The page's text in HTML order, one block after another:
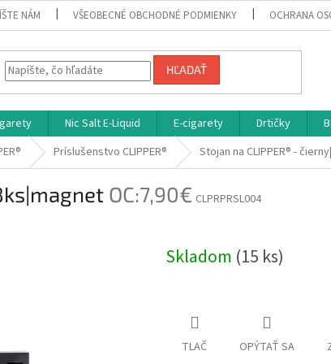
NÁM VŠEOBECNÉ OBCHODNÉ PODMIENKY OCHRANA
HĽADAŤ
Nic Salt E-Liquid E-cigarety Drtičky
Príslušenstvo CLIPPER® Stojan na CLIPPER® -
OC:7,90€ CLPRPRSL004
Skladom (15 ks)
TLAČ OPÝTAŤ SA